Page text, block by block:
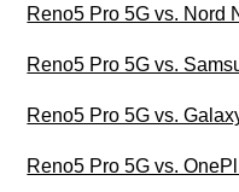
Reno5 Pro 5G vs. Nord
Reno5 Pro 5G vs.
Reno5 Pro 5G vs.
Reno5 Pro 5G vs.